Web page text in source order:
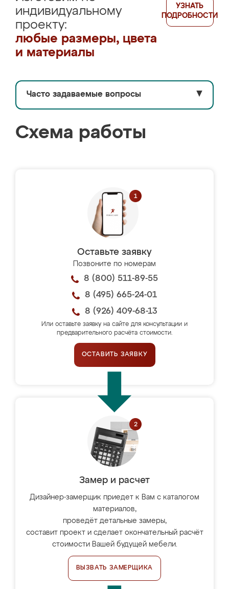
индивидуальному
проекту:
любые размеры, цвета
и материалы
УЗНАТЬ
ПОДРОБНОСТИ
Часто задаваемые вопросы ▼
Схема работы
Оставьте заявку
Позвоните по номерам
8 (800) 511-89-55
8 (495) 665-24-01
8 (926) 409-68-13
Или оставьте заявку на сайте для консультации и
предварительного расчёта стоимости.
ОСТАВИТЬ ЗАЯВКУ
Замер и расчет
Дизайнер-замерщик приедет к Вам с каталогом
материалов,
проведёт детальные замеры,
составит проект и сделает окончательный расчёт
стоимости Вашей будущей мебели.
ВЫЗВАТЬ ЗАМЕРЩИКА